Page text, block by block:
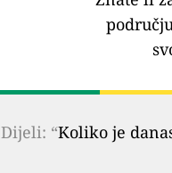
Dijeli: “Koliko je